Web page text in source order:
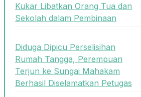
Kukar Libatkan Orang Tua dan
Sekolah dalam Pembinaan
Diduga Dipicu Perselisihan
Rumah Tangga, Perempuan
Terjun ke Sungai Mahakam
Berhasil Diselamatkan Petugas